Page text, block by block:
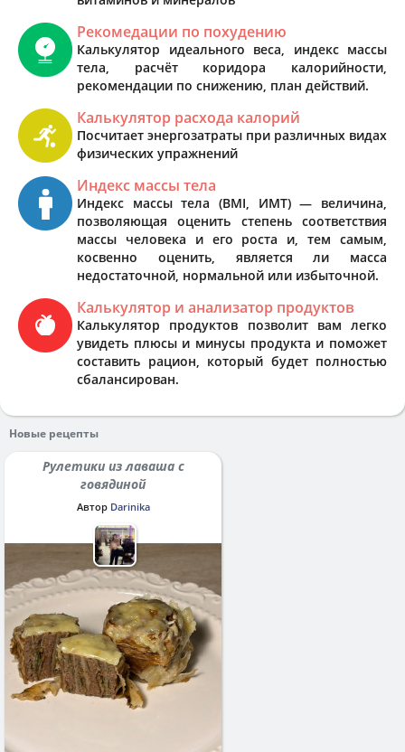
Рекомедации по похудению
Калькулятор идеального веса, индекс массы
тела, расчёт коридора калорийности,
рекомендации по снижению, план действий.
Калькулятор расхода калорий
Посчитает энергозатраты при различных видах
физических упражнений
Индекс массы тела
Индекс массы тела (BMI, ИМТ) — величина,
позволяющая оценить степень соответствия
массы человека и его роста и, тем самым,
косвенно оценить, является ли масса
недостаточной, нормальной или избыточной.
Калькулятор и анализатор продуктов
Калькулятор продуктов позволит вам легко
увидеть плюсы и минусы продукта и поможет
составить рацион, который будет полностью
сбалансирован.
Новые рецепты
Рулетики из лаваша с
говядиной
Автор Darinika